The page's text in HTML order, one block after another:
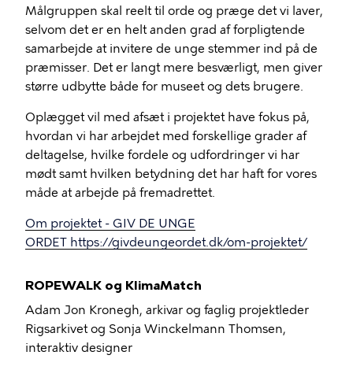
Målgruppen skal reelt til orde og præge det vi laver,
selvom det er en helt anden grad af forpligtende
samarbejde at invitere de unge stemmer ind på de
præmisser. Det er langt mere besværligt, men giver
større udbytte både for museet og dets brugere.
Oplægget vil med afsæt i projektet have fokus på,
hvordan vi har arbejdet med forskellige grader af
deltagelse, hvilke fordele og udfordringer vi har
mødt samt hvilken betydning det har haft for vores
måde at arbejde på fremadrettet.
Om projektet - GIV DE UNGE
ORDET https://givdeungeordet.dk/om-projektet/
ROPEWALK og KlimaMatch
Adam Jon Kronegh, arkivar og faglig projektleder
Rigsarkivet og Sonja Winckelmann Thomsen,
interaktiv designer